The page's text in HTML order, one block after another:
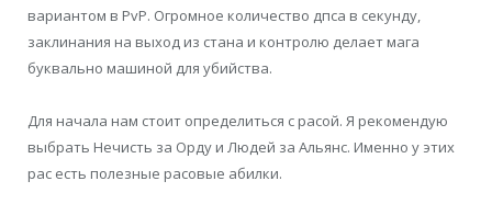
вариантом в PvP. Огромное количество дпса в секунду,
заклинания на выход из стана и контролю делает мага
буквально машиной для убийства.
Для начала нам стоит определиться с расой. Я рекомендую
выбрать Нечисть за Орду и Людей за Альянс. Именно у этих
рас есть полезные расовые абилки.